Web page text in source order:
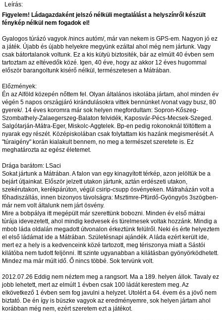
Leírás:
Figyelem! Ládagazdaként jelszó nélküli megtalálást a helyszínről készült
fénykép nélkül nem fogadok el!
Gyalogos túrázó vagyok /nincs autóm/, már van nekem is GPS-em. Nagyon jó ez
a játék. Újabb és újabb helyekre megyünk ezáltal ahol még nem jártunk. Vagy
csak bátortalanok voltunk. Ez a kis kütyü biztositék, bár az elmúlt 40 évben sem
tartoztam az eltévedők közé. Igen, 40 éve, hogy az akkor 12 éves hugommal
először barangoltunk kisérő nélkül, természetesen a Mátrában.
Előzmények:
Én az Alföld közepén nőttem fel. Olyan általános iskolába jártam, ahol minden év
végén 5 napos országjáró kirándulásokra vittek bennünket /vonat vagy busz, 80
gyerek/. 14 éves koromra már sok helyen megfordultam: Sopron-Kőszeg-
Szombathely-Zalaegerszeg-Balaton felvidék, Kaposvár-Pécs-Mecsek-Szeged.
Salgótarján-Mátra-Eger, Miskolc-Aggtelek. Bp-en pedig rokonoknál töltöttem a
nyarak egy részét. Középiskolában csak folytattam kis hazánk megismerését. A
"túraigény" korán kialakult bennem, no meg a természet szeretete is. Ez
meghatározta az egész életemet.
Drága barátom: LSaci
Sokat jártunk a Mátrában. A falon van egy kinagyított térkép, azon jelöltük be a
bejárt útjainkat. Először jelzett utakon jártunk, aztán erdészeti utakon,
szekérutakon, kerékpárúton, végül csirip-csupp ösvényeken. Mátraházán volt a
főhadiszállás, innen bizonyos távolságra: Msztimre-Pfürdő-Gyöngyös 3szögben-
már nem volt általunk nem járt ösvény.
Mire a bobpálya itt megépült már szerettünk bobozni. Minden év első mátrai
túrája idevezetett, ahol mindig kedvesek és türelmesek voltak hozzánk. Mindig a
mbob láda oldalán megadott útvonalon érkeztünk felülről. Neki és érte helyeztem
el első ládámat ide a Mátrában. Születésnapi ajándék. A láda ezért került ide,
mert ez a hely is a kedvenceink közé tartozott, meg tériszonya miatt a Sástói
kilátóba nem tudott feljönni. Itt szinte ugyanabban a kilátásban gyönyörködhetett.
Mindez ma már múlt idő. Ő nincs többé. Sok tervünk volt.
2012.07.26 Eddig nem néztem meg a rangsort. Ma a 189. helyen állok. Tavaly ez
jobb lehetett, mert az elmúlt 1 évben csak 100 ládát kerestem meg. Az
elkövetkező 1 évben sem fog javulni a helyzet. Utolért a 64. évem és a jövő nem
biztató. De én így is büszke vagyok az eredményemre, sok helyen jártam ahol
korábban még nem, ezért szeretem ezt a játékot.